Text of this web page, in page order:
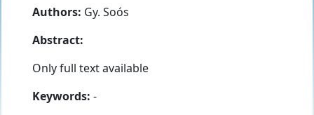
Authors: Gy. Soós
Abstract:
Only full text available
Keywords: -